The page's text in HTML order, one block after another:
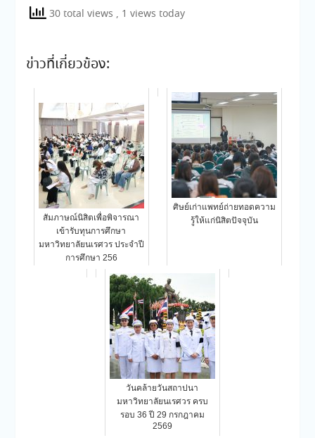
30 total views , 1 views today
ข่าวที่เกี่ยวข้อง:
สัมภาษณ์นิสิตเพื่อพิจารณา
เข้ารับทุนการศึกษา
มหาวิทยาลัยนเรศวร ประจำปี
การศึกษา 256
ศิษย์เก่าแพทย์ถ่ายทอดความ
รู้ให้แก่นิสิตปัจจุบัน
วันคล้ายวันสถาปนา
มหาวิทยาลัยนเรศวร ครบ
รอบ 36 ปี 29 กรกฎาคม
2569